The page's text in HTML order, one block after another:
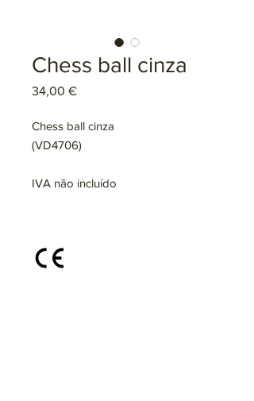
Chess ball cinza
34,00 €Preço
Chess ball cinza
(VD4706)
IVA não incluído